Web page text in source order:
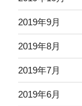
2019年9月
2019年8月
2019年7月
2019年6月